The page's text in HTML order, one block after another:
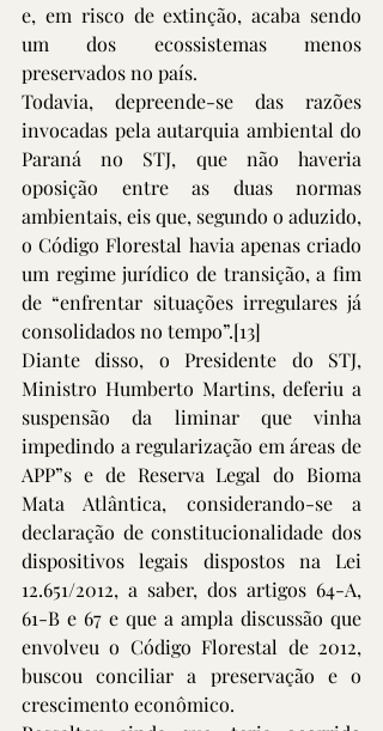
e, em risco de extinção, acaba sendo
um dos ecossistemas menos
preservados no país.
Todavia, depreende-se das razões
invocadas pela autarquia ambiental do
Paraná no STJ, que não haveria
oposição entre as duas normas
ambientais, eis que, segundo o aduzido,
o Código Florestal havia apenas criado
um regime jurídico de transição, a fim
de “enfrentar situações irregulares já
consolidados no tempo”.[13]
Diante disso, o Presidente do STJ,
Ministro Humberto Martins, deferiu a
suspensão da liminar que vinha
impedindo a regularização em áreas de
APP”s e de Reserva Legal do Bioma
Mata Atlântica, considerando-se a
declaração de constitucionalidade dos
dispositivos legais dispostos na Lei
12.651/2012, a saber, dos artigos 64-A,
61-B e 67 e que a ampla discussão que
envolveu o Código Florestal de 2012,
buscou conciliar a preservação e o
crescimento econômico.